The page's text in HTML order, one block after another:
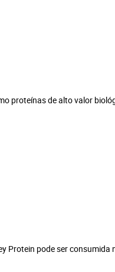
proteínas de alto valor
Protein pode ser consumida